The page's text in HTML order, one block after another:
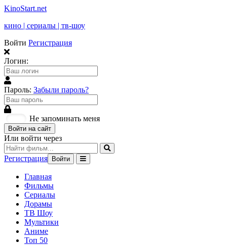
KinoStart.net
кино | сериалы | тв-шоу
Войти Регистрация
Логин:
Пароль: Забыли пароль?
Не запоминать меня
Войти на сайт
Или войти через
Регистрация Войти
Главная
Фильмы
Сериалы
Дорамы
ТВ Шоу
Мультики
Аниме
Топ 50